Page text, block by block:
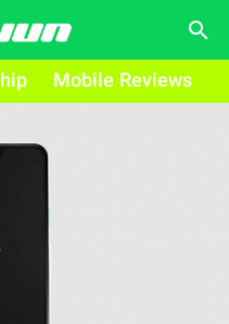
search
Mobile Reviews